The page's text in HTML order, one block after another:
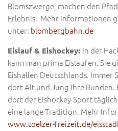
Blomszwerge, machen den
Erlebnis. Mehr Informationen
unter: blombergbahn.de
Eislauf & Eishockey: In der
kann man prima Eislaufen. Sie
Eishallen Deutschlands. Immer
dort Alt und Jung ihre
dort der Eishockey-Sport
eine lange Tradition. Mehr
www.toelzer-freizeit.de/